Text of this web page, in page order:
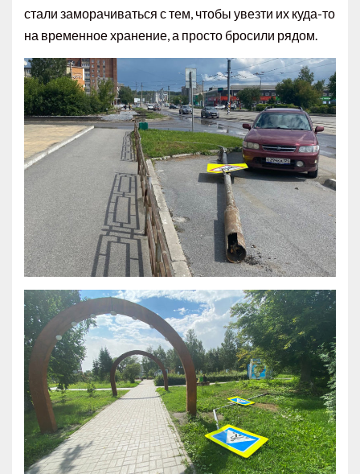
стали заморачиваться с тем, чтобы увезти их куда-то
на временное хранение, а просто бросили рядом.